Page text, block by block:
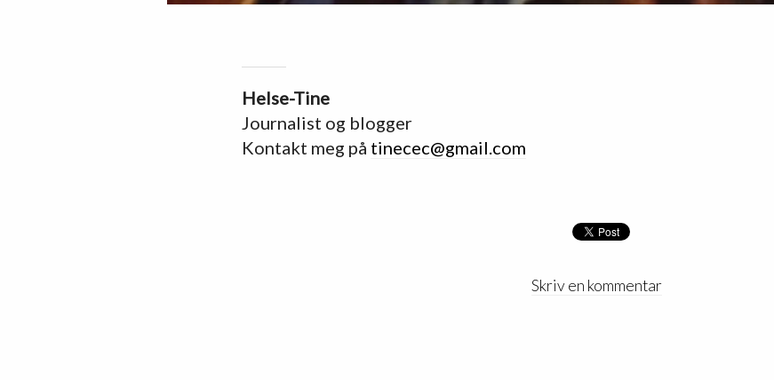
Helse-Tine
Journalist og blogger
Kontakt meg på tinecec@gmail.com
Skriv en kommentar